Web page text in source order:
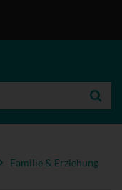
Familie & Erziehung